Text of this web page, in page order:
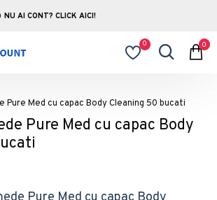
NU AI CONT? CLICK AICI!
0 0
Pure Med cu capac Body Cleaning 50 bucati
Pure Med cu capac Body